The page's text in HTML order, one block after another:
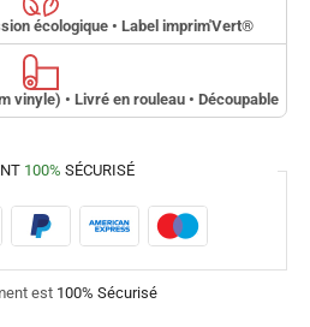
écologique • Label imprim'Vert®
vinyle) • Livré en rouleau • Découpable
100% SÉCURISÉ
est 100% Sécurisé